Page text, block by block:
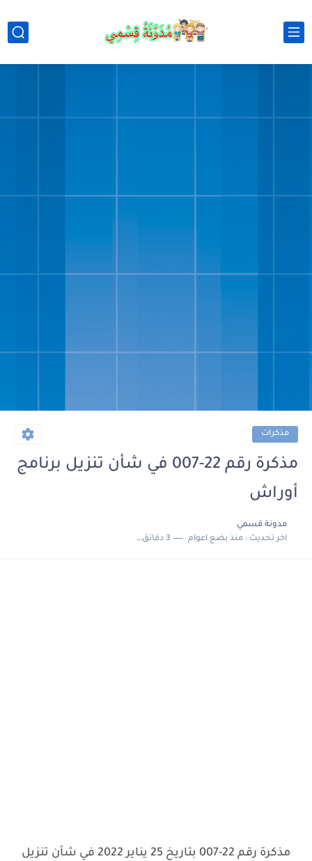
مذكرات
مذكرة رقم 22-007 في شأن تنزيل برنامج
أوراش
مدونة قسمي
اخر تحديث :منذ بضع اعوام 3 دقائق للقراءة
مذكرة رقم 22-007 بتاريخ 25 يناير 2022 في شأن تنزيل